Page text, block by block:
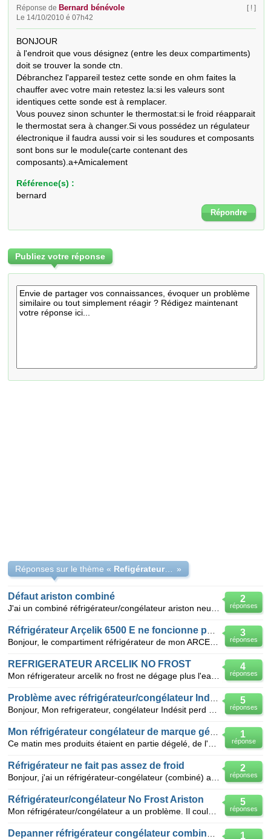
Réponse de Bernard bénévole
Le 14/10/2010 é 07h42
[ ! ]
BONJOUR
à l'endroit que vous désignez (entre les deux compartiments)
doit se trouver la sonde ctn.
Débranchez l'appareil testez cette sonde en ohm faites la
chauffer avec votre main retestez la:si les valeurs sont
identiques cette sonde est à remplacer.
Vous pouvez sinon schunter le thermostat:si le froid réapparait
le thermostat sera à changer.Si vous possédez un régulateur
électronique il faudra aussi voir si les soudures et composants
sont bons sur le module(carte contenant des
composants).a+Amicalement
Référence(s) :
bernard
Répondre
Publiez votre réponse
Réponses sur le thème « Refigérateur combiné congélateur Arcelik no frost »
2
réponses
Défaut ariston combiné
3
réponses
4
réponses
REFRIGERATEUR ARCELIK NO FROST
5
réponses
1
réponse
2
réponses
Réfrigérateur ne fait pas assez de froid
5
réponses
Réfrigérateur/congélateur No Frost Ariston
1